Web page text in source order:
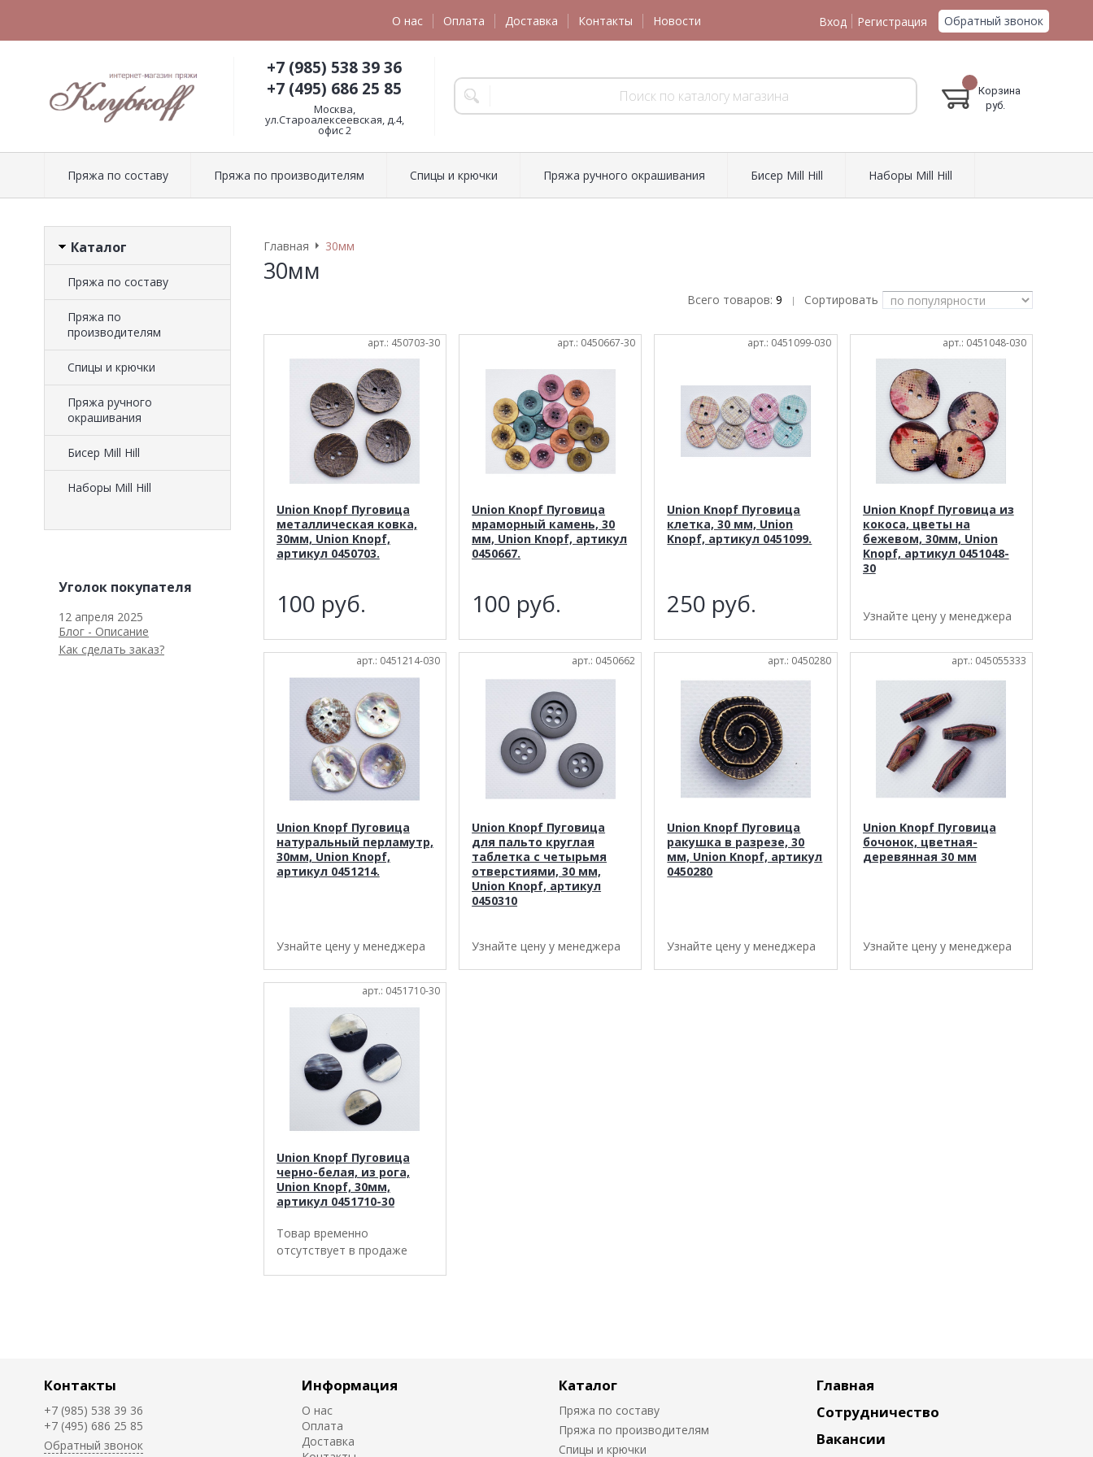
О нас Оплата Доставка Контакты Новости Вход Регистрация Обратный звонок
+7 (985) 538 39 36
+7 (495) 686 25 85
Москва,
ул.Староалексеевская, д.4,
офис 2
Корзина
руб.
Пряжа по составу Пряжа по производителям Спицы и крючки Пряжа ручного окрашивания Биcер Mill Hill Наборы Mill Hill
Каталог
Пряжа по составу
Пряжа по
производителям
Спицы и крючки
Пряжа ручного
окрашивания
Биcер Mill Hill
Наборы Mill Hill
Уголок покупателя
12 апреля 2025
Блог - Описание
Как сделать заказ?
Главная 30мм
30мм
Всего товаров: 9 | Сортировать
арт.: 450703-30
Union Knopf Пуговица
металлическая ковка,
30мм, Union Knopf,
артикул 0450703.
100 руб.
арт.: 0450667-30
Union Knopf Пуговица
мраморный камень, 30
мм, Union Knopf, артикул
0450667.
100 руб.
арт.: 0451099-030
Union Knopf Пуговица
клетка, 30 мм, Union
Knopf, артикул 0451099.
250 руб.
арт.: 0451048-030
Union Knopf Пуговица из
кокоса, цветы на
бежевом, 30мм, Union
Knopf, артикул 0451048-
30
Узнайте цену у менеджера
арт.: 0451214-030
Union Knopf Пуговица
натуральный перламутр,
30мм, Union Knopf,
артикул 0451214.
Узнайте цену у менеджера
арт.: 0450662
Union Knopf Пуговица
для пальто круглая
таблетка с четырьмя
отверстиями, 30 мм,
Union Knopf, артикул
0450310
Узнайте цену у менеджера
арт.: 0450280
Union Knopf Пуговица
ракушка в разрезе, 30
мм, Union Knopf, артикул
0450280
Узнайте цену у менеджера
арт.: 045055333
Union Knopf Пуговица
бочонок, цветная-
деревянная 30 мм
Узнайте цену у менеджера
арт.: 0451710-30
Union Knopf Пуговица
черно-белая, из рога,
Union Knopf, 30мм,
артикул 0451710-30
Товар временно
отсутствует в продаже
Контакты
+7 (985) 538 39 36
+7 (495) 686 25 85
Обратный звонок
Информация
О нас
Оплата
Доставка
Каталог
Пряжа по составу
Пряжа по производителям
Спицы и крючки
Главная
Сотрудничество
Вакансии